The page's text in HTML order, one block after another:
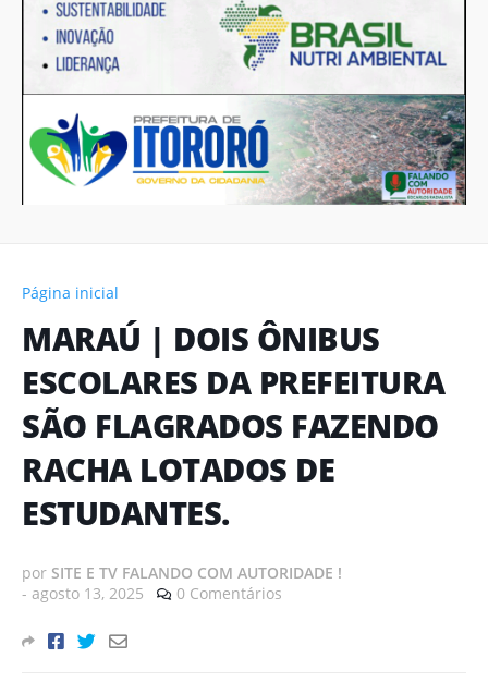
Página inicial
MARAÚ | DOIS ÔNIBUS
ESCOLARES DA PREFEITURA
SÃO FLAGRADOS FAZENDO
RACHA LOTADOS DE
ESTUDANTES.
por SITE E TV FALANDO COM AUTORIDADE !
- agosto 13, 2025 0 Comentários